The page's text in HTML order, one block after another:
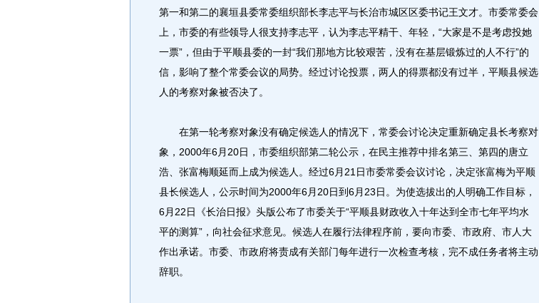
第一和第二的襄垣县委常委组织部长李志平与长治市城区区委书记王文才。市委常委会
上，市委的有些领导人很支持李志平，认为李志平精干、年轻，“大家是不是考虑投她
一票”，但由于平顺县委的一封“我们那地方比较艰苦，没有在基层锻炼过的人不行”的
信，影响了整个常委会议的局势。经过讨论投票，两人的得票都没有过半，平顺县候选
人的考察对象被否决了。
在第一轮考察对象没有确定候选人的情况下，常委会讨论决定重新确定县长考察对
象，2000年6月20日，市委组织部第二轮公示，在民主推荐中排名第三、第四的唐立
浩、张富梅顺延而上成为候选人。经过6月21日市委常委会议讨论，决定张富梅为平顺
县长候选人，公示时间为2000年6月20日到6月23日。为使选拔出的人明确工作目标，
6月22日《长治日报》头版公布了市委关于“平顺县财政收入十年达到全市七年平均水
平的测算”，向社会征求意见。候选人在履行法律程序前，要向市委、市政府、市人大
作出承诺。市委、市政府将责成有关部门每年进行一次检查考核，完不成任务者将主动
辞职。